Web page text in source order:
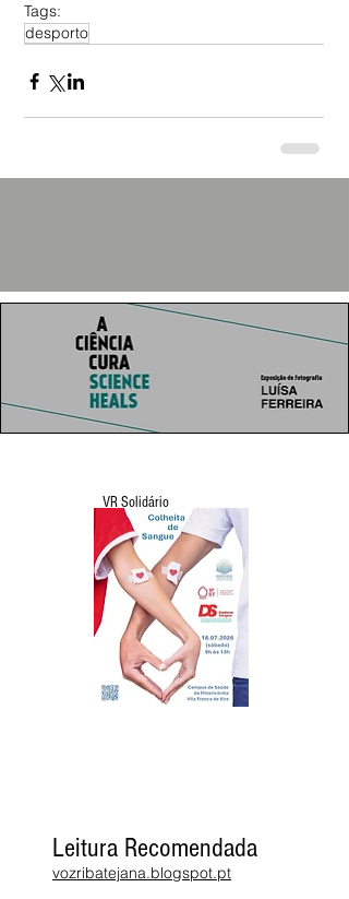
Tags:
desporto
VR Solidário
Leitura Recomendada
vozribatejana.blogspot.pt